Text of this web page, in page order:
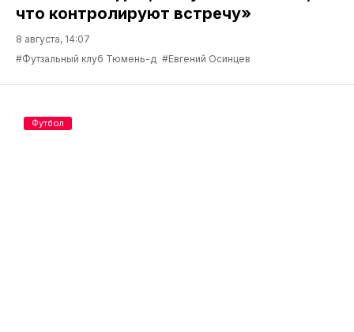
что контролируют встречу»
8 августа, 14:07
#Футзальный клуб Тюмень-д #Евгений Осинцев
Футбол